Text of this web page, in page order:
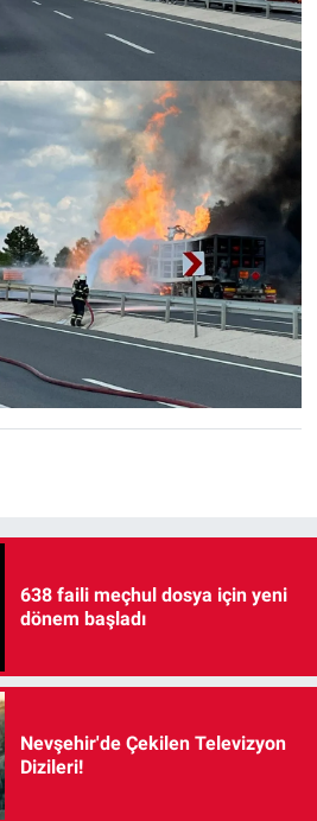
638 faili meçhul dosya için yeni
dönem başladı
Nevşehir'de Çekilen Televizyon
Dizileri!